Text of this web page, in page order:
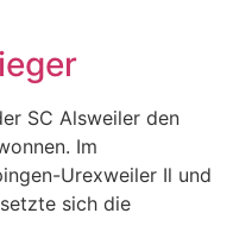
SC Alsweiler den
Im
Urexweiler Il und
sich die